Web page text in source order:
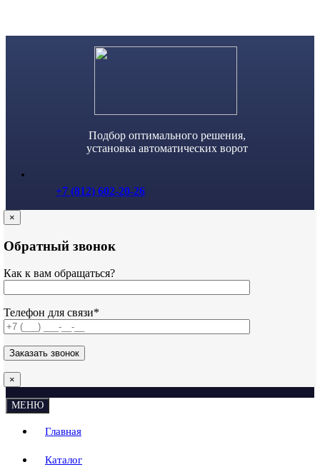
Подбор оптимального решения,
установка автоматических ворот
+7 (812) 602-20-26
×
Обратный звонок
Как к вам обращаться?
Телефон для связи*
×
МЕНЮ
Главная
Каталог